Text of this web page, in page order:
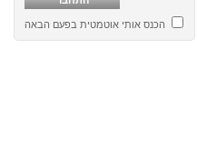
הכנס אותי אוטמטית בפעם הבאה